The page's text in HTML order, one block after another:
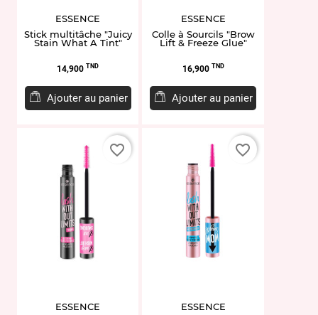
ESSENCE
Stick multitâche "Juicy
Stain What A Tint"
Prix
14,900 TND
Ajouter au panier
ESSENCE
Colle à Sourcils "Brow
Lift & Freeze Glue"
Prix
16,900 TND
Ajouter au panier
ESSENCE
favorite_border
ESSENCE
favorite_border